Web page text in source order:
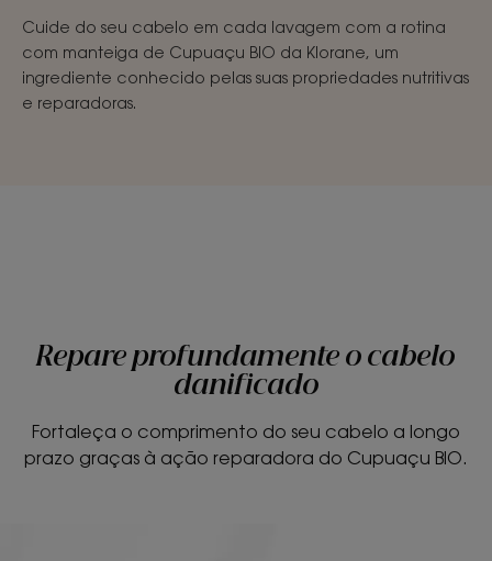
Cuide do seu cabelo em cada lavagem com a rotina
com manteiga de Cupuaçu BIO da Klorane, um
ingrediente conhecido pelas suas propriedades nutritivas
e reparadoras.
Repare profundamente o cabelo
danificado
Fortaleça o comprimento do seu cabelo a longo
prazo graças à ação reparadora do Cupuaçu BIO.